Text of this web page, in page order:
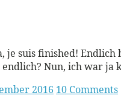
je suis finished!
Nun, ich war ja
2016 10 Comments